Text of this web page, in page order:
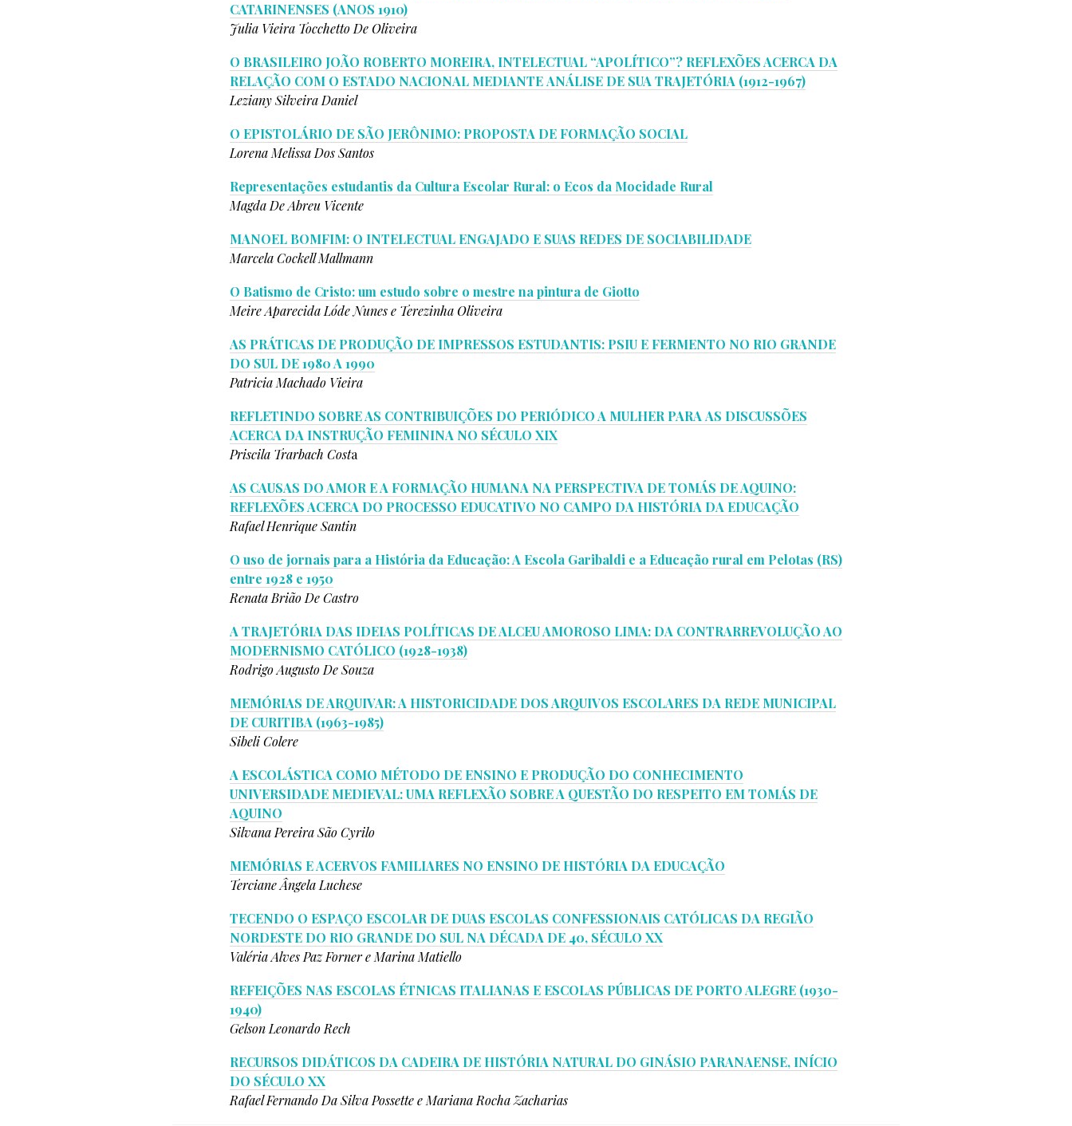
CATARINENSES (ANOS 1910)
Julia Vieira Tocchetto De Oliveira
O BRASILEIRO JOÃO ROBERTO MOREIRA, INTELECTUAL “APOLÍTICO”? REFLEXÕES ACERCA DA
RELAÇÃO COM O ESTADO NACIONAL MEDIANTE ANÁLISE DE SUA TRAJETÓRIA (1912-1967)
Leziany Silveira Daniel
O EPISTOLÁRIO DE SÃO JERÔNIMO: PROPOSTA DE FORMAÇÃO SOCIAL
Lorena Melissa Dos Santos
Representações estudantis da Cultura Escolar Rural: o Ecos da Mocidade Rural
Magda De Abreu Vicente
MANOEL BOMFIM: O INTELECTUAL ENGAJADO E SUAS REDES DE SOCIABILIDADE
Marcela Cockell Mallmann
O Batismo de Cristo: um estudo sobre o mestre na pintura de Giotto
Meire Aparecida Lóde Nunes e Terezinha Oliveira
AS PRÁTICAS DE PRODUÇÃO DE IMPRESSOS ESTUDANTIS: PSIU E FERMENTO NO RIO GRANDE
DO SUL DE 1980 A 1990
Patricia Machado Vieira
REFLETINDO SOBRE AS CONTRIBUIÇÕES DO PERIÓDICO A MULHER PARA AS DISCUSSÕES
ACERCA DA INSTRUÇÃO FEMININA NO SÉCULO XIX
Priscila Trarbach Costa
AS CAUSAS DO AMOR E A FORMAÇÃO HUMANA NA PERSPECTIVA DE TOMÁS DE AQUINO:
REFLEXÕES ACERCA DO PROCESSO EDUCATIVO NO CAMPO DA HISTÓRIA DA EDUCAÇÃO
Rafael Henrique Santin
O uso de jornais para a História da Educação: A Escola Garibaldi e a Educação rural em Pelotas (RS)
entre 1928 e 1950
Renata Brião De Castro
A TRAJETÓRIA DAS IDEIAS POLÍTICAS DE ALCEU AMOROSO LIMA: DA CONTRARREVOLUÇÃO AO
MODERNISMO CATÓLICO (1928-1938)
Rodrigo Augusto De Souza
MEMÓRIAS DE ARQUIVAR: A HISTORICIDADE DOS ARQUIVOS ESCOLARES DA REDE MUNICIPAL
DE CURITIBA (1963-1985)
Sibeli Colere
A ESCOLÁSTICA COMO MÉTODO DE ENSINO E PRODUÇÃO DO CONHECIMENTO
UNIVERSIDADE MEDIEVAL: UMA REFLEXÃO SOBRE A QUESTÃO DO RESPEITO EM TOMÁS DE
AQUINO
Silvana Pereira São Cyrilo
MEMÓRIAS E ACERVOS FAMILIARES NO ENSINO DE HISTÓRIA DA EDUCAÇÃO
Terciane Ângela Luchese
TECENDO O ESPAÇO ESCOLAR DE DUAS ESCOLAS CONFESSIONAIS CATÓLICAS DA REGIÃO
NORDESTE DO RIO GRANDE DO SUL NA DÉCADA DE 40, SÉCULO XX
Valéria Alves Paz Forner e Marina Matiello
REFEIÇÕES NAS ESCOLAS ÉTNICAS ITALIANAS E ESCOLAS PÚBLICAS DE PORTO ALEGRE (1930-
1940)
Gelson Leonardo Rech
RECURSOS DIDÁTICOS DA CADEIRA DE HISTÓRIA NATURAL DO GINÁSIO PARANAENSE, INÍCIO
DO SÉCULO XX
Rafael Fernando Da Silva Possette e Mariana Rocha Zacharias